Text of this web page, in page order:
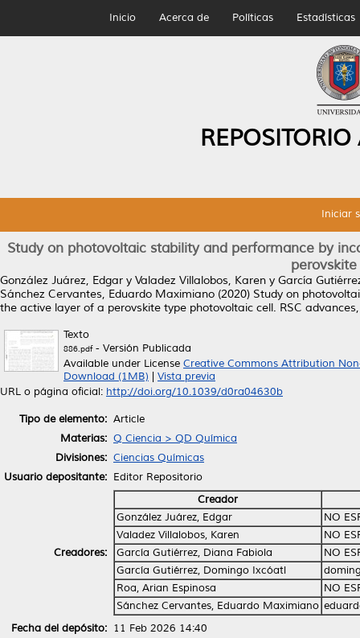
Inicio Acerca de Políticas Estadísticas
Iniciar
Study on photovoltaic stability and performance by
González Juárez, Edgar y Valadez Villalobos, Karen y García
Sánchez Cervantes, Eduardo Maximiano (2020) Study on
the active layer of a perovskite type photovoltaic cell. RSC
Texto
886.pdf- Versión Publicada
Available under License Creative Commons Attribution
Download (1MB)
Vista previa
URL o página oficial: http://doi.org/10.1039/d0ra04630b
Tipo de elemento: Article
Materias: Q Ciencia > QD Química
Divisiones: Ciencias Químicas
Usuario depositante: Editor Repositorio
Creadores:
Creador
González Juárez, Edgar
NO
Valadez Villalobos, Karen
NO
García Gutiérrez, Diana Fabiola
NO
García Gutiérrez, Domingo Ixcóatl
Roa, Arian Espinosa
NO
Sánchez Cervantes, Eduardo Maximiano
Fecha del depósito: 11 Feb 2026 14:40